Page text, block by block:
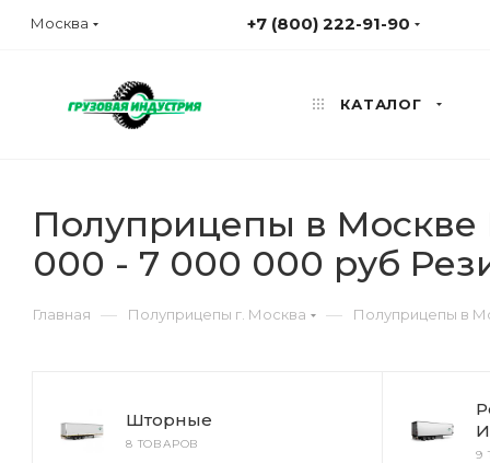
Москва +7 (800) 222-91-90
КАТАЛОГ
Полуприцепы в Москве
000 - 7 000 000 руб
Главная — Полуприцепы г. Москва — Полуприцепы в
Шторные
8 ТОВАРОВ
9